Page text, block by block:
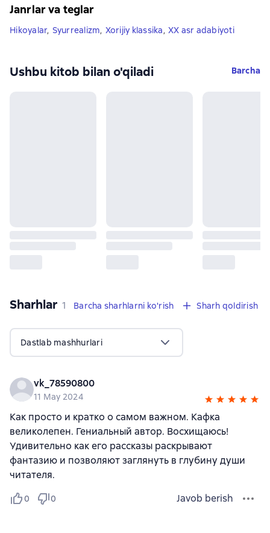
Janrlar va teglar
Hikoyalar, Syurrealizm, Xorijiy klassika, XX asr adabiyoti
Ushbu kitob bilan o'qiladi Barcha
Sharhlar 1 sharh
1 Barcha sharhlarni ko'rish Sharh qoldirish
Dastlab mashhurlari
vk_78590800
11 May 2024
Как просто и кратко о самом важном. Кафка
великолепен. Гениальный автор. Восхищаюсь!
Удивительно как его рассказы раскрывают
фантазию и позволяют заглянуть в глубину души
читателя.
0 0 Javob berish